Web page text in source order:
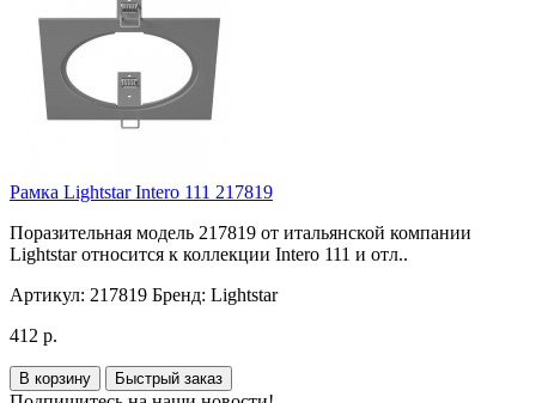
Рамка Lightstar Intero 111 217819
Поразительная модель 217819 от итальянской компании
Lightstar относится к коллекции Intero 111 и отл..
Артикул: 217819 Бренд: Lightstar
412 р.
В корзину Быстрый заказ